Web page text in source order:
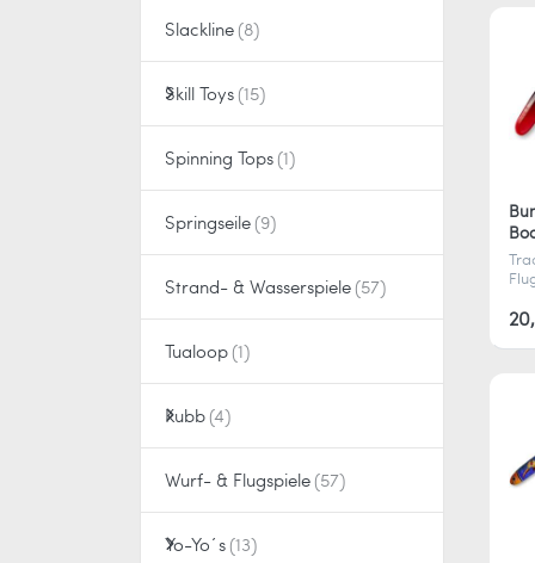
Slackline
Skill Toys
Spinning Tops
Springseile
Strand- & Wasserspiele
Tualoop
Kubb
Wurf- & Flugspiele
Yo-Yo´s